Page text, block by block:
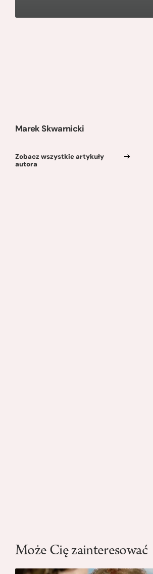
Marek Skwarnicki
Zobacz wszystkie artykuły
autora
Może Cię zainteresować